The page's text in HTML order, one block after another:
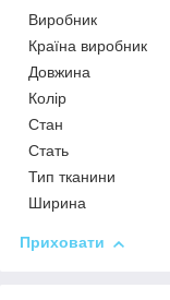
Виробник
Країна виробник
Довжина
Колір
Стан
Стать
Тип тканини
Ширина
Приховати